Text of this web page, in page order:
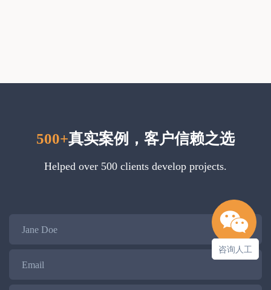
500+真实案例，客户信赖之选
Helped over 500 clients develop projects.
咨询人工